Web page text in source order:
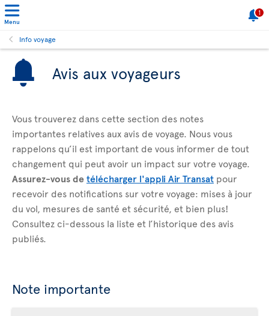
Menu
1
Info voyage
Avis aux voyageurs
Vous trouverez dans cette section des notes
importantes relatives aux avis de voyage. Nous vous
rappelons qu’il est important de vous informer de tout
changement qui peut avoir un impact sur votre voyage.
Assurez-vous detélécharger l'appli Air Transat pour
recevoir des notifications sur votre voyage: mises à jour
du vol, mesures de santé et sécurité, et bien plus!
Consultez ci-dessous la liste et l’historique des avis
publiés.
Note importante